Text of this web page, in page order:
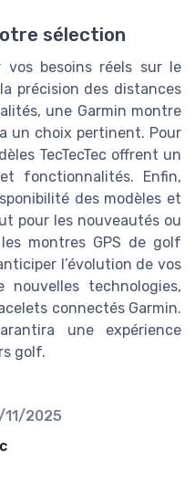
sélection
vos besoins réels sur le
précision des distances
une Garmin montre
un choix pertinent. Pour
TecTecTec offrent un
fonctionnalités. Enfin,
des modèles et
pour les nouveautés ou
montres GPS de golf
l’évolution de vos
technologies,
connectés Garmin.
une expérience
golf.
11/2025